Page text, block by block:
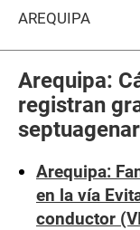
AREQUIPA
Arequipa:
registran
Arequipa:
en la vía
conductor